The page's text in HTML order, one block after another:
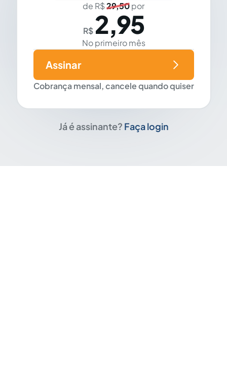
de R$29,50por
R$ 2,95
No primeiro mês
Cobrança mensal, cancele quando quiser
Assinar
Já é assinante? Faça login